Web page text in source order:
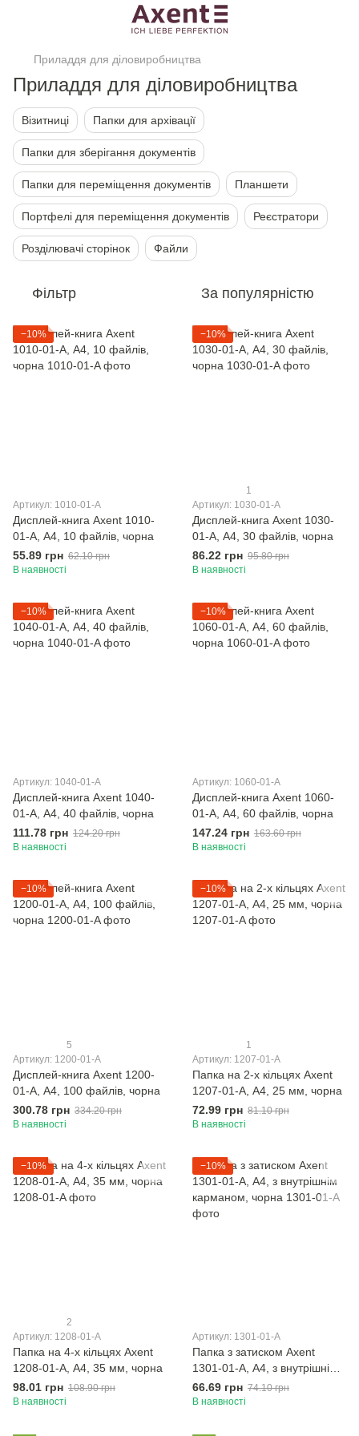
Приладдя для діловиробництва
Приладдя для діловиробництва
Візитниці Папки для архівації
Папки для зберігання документів
Папки для переміщення документів Планшети
Портфелі для переміщення документів Реєстратори
Розділювачі сторінок Файли
Фільтр За популярністю
−10%
Артикул: 1010-01-A
Дисплей-книга Axent 1010-
01-A, А4, 10 файлiв, чорна
55.89 грн 62.10 грн
В наявності
−10%
1
Артикул: 1030-01-A
Дисплей-книга Axent 1030-
01-A, А4, 30 файлiв, чорна
86.22 грн 95.80 грн
В наявності
−10%
Артикул: 1040-01-A
Дисплей-книга Axent 1040-
01-A, А4, 40 файлiв, чорна
111.78 грн 124.20 грн
В наявності
−10%
Артикул: 1060-01-A
Дисплей-книга Axent 1060-
01-A, А4, 60 файлiв, чорна
147.24 грн 163.60 грн
В наявності
−10%
5
Артикул: 1200-01-A
Дисплей-книга Axent 1200-
01-A, А4, 100 файлiв, чорна
300.78 грн 334.20 грн
В наявності
−10%
1
Артикул: 1207-01-A
Папка на 2-х кільцях Axent
1207-01-A, А4, 25 мм, чорна
72.99 грн 81.10 грн
В наявності
−10%
2
Артикул: 1208-01-A
Папка на 4-х кільцях Axent
1208-01-A, А4, 35 мм, чорна
98.01 грн 108.90 грн
В наявності
−10%
Артикул: 1301-01-A
Папка з затиском Axent
1301-01-A, А4, з внутрішнім
карманом, чорна
66.69 грн 74.10 грн
В наявності